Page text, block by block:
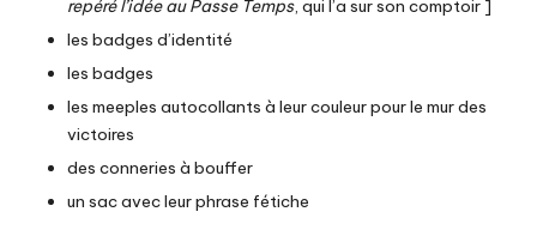
repéré l’idée au Passe Temps, qui l’a sur son comptoir ]
les badges d’identité
les badges
les meeples autocollants à leur couleur pour le mur des
victoires
des conneries à bouffer
un sac avec leur phrase fétiche